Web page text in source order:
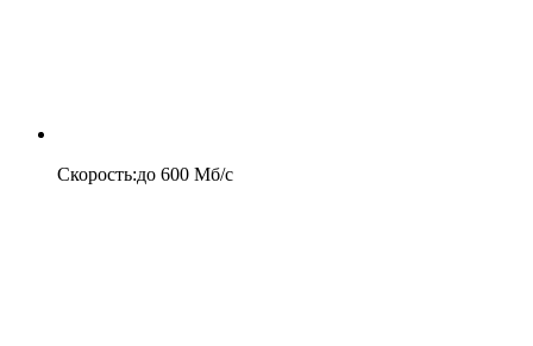
Скорость:до 600 Мб/c